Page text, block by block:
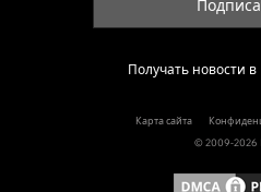
Получать новости в
Карта сайта
© 2009-2026